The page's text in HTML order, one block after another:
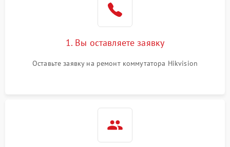
1. Вы оставляете заявку
Оставьте заявку на ремонт коммутатора Hikvision